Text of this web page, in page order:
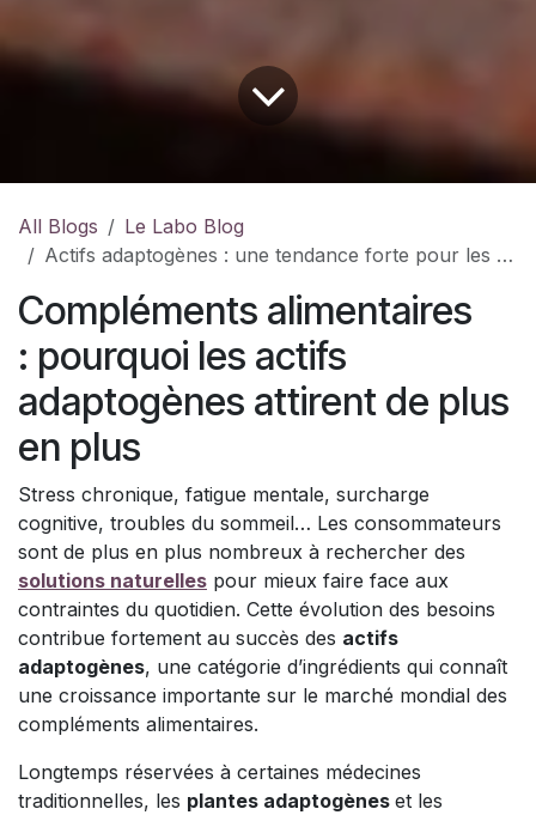
All Blogs
Le Labo Blog
Actifs adaptogènes : une tendance forte pour les compléments alimentaires
Compléments alimentaires
: pourquoi les actifs
adaptogènes attirent de plus
en plus
Stress chronique, fatigue mentale, surcharge
cognitive, troubles du sommeil… Les consommateurs
sont de plus en plus nombreux à rechercher des
solutions naturelles pour mieux faire face aux
contraintes du quotidien. Cette évolution des besoins
contribue fortement au succès des actifs
adaptogènes, une catégorie d’ingrédients qui connaît
une croissance importante sur le marché mondial des
compléments alimentaires.
Longtemps réservées à certaines médecines
traditionnelles, les plantes adaptogènes et les